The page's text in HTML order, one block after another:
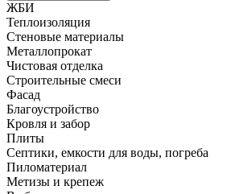
ЖБИ
Теплоизоляция
Стеновые материалы
Металлопрокат
Чистовая отделка
Строительные смеси
Фасад
Благоустройство
Кровля и забор
Плиты
Септики, емкости для воды, погреба
Пиломатериал
Метизы и крепеж